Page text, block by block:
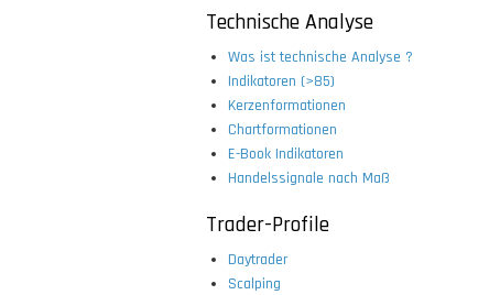
Technische Analyse
Was ist technische Analyse ?
Indikatoren (>85)
Kerzenformationen
Chartformationen
E-Book Indikatoren
Handelssignale nach Maß
Trader-Profile
Daytrader
Scalping